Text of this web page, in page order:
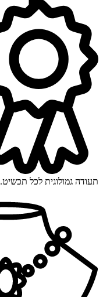
תעודה גמולוגית לכל תכשיט.